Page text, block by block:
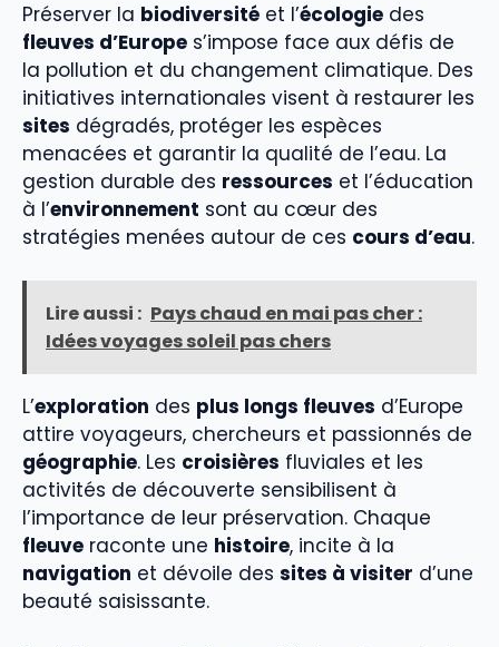
Préserver la biodiversité et l’écologie des
fleuves d’Europe s’impose face aux défis de
la pollution et du changement climatique. Des
initiatives internationales visent à restaurer les
sites dégradés, protéger les espèces
menacées et garantir la qualité de l’eau. La
gestion durable des ressources et l’éducation
à l’environnement sont au cœur des
stratégies menées autour de ces cours d’eau.
Lire aussi : Pays chaud en mai pas cher :
Idées voyages soleil pas chers
L’exploration des plus longs fleuves d’Europe
attire voyageurs, chercheurs et passionnés de
géographie. Les croisières fluviales et les
activités de découverte sensibilisent à
l’importance de leur préservation. Chaque
fleuve raconte une histoire, incite à la
navigation et dévoile des sites à visiter d’une
beauté saisissante.